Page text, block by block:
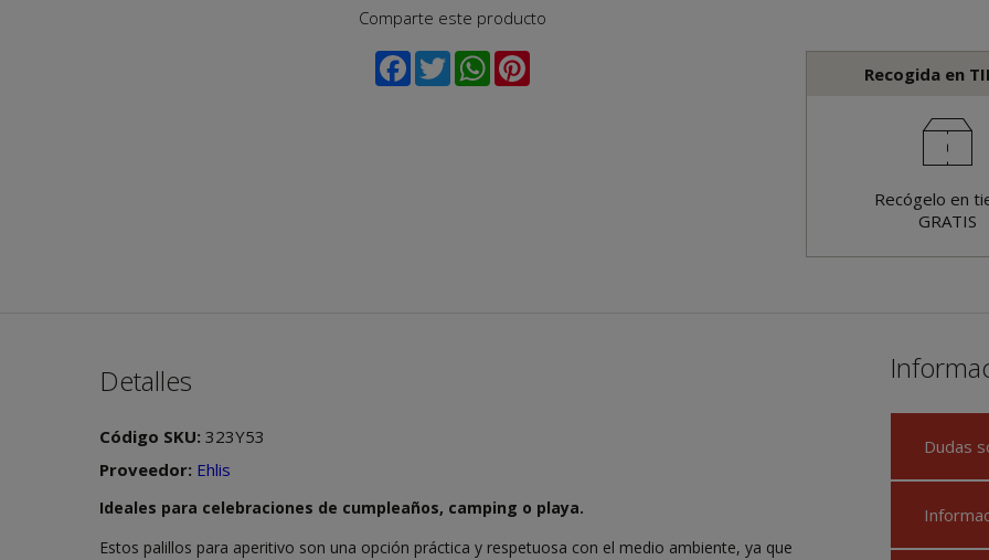
Comparte este producto
Recogida en
Recógelo en
GRATIS
Detalles
Código SKU: 323Y53
Proveedor: Ehlis
Ideales para celebraciones de cumpleaños, camping o playa.
Estos palillos para aperitivo son una opción práctica y respetuosa con el medio ambiente, ya que
Dudas